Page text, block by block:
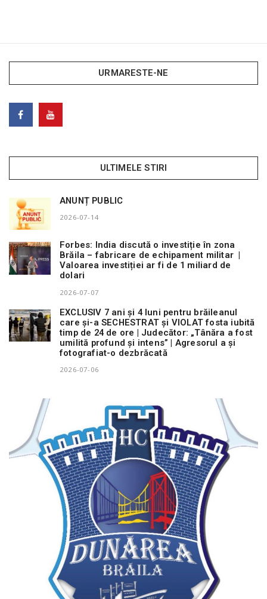
URMARESTE-NE
ULTIMELE STIRI
ANUNȚ PUBLIC
2026-07-14
Forbes: India discută o investiție în zona
Brăila – fabricare de echipament militar |
Valoarea investiției ar fi de 1 miliard de
dolari
2026-07-07
EXCLUSIV 7 ani și 4 luni pentru brăileanul
care și-a SECHESTRAT și VIOLAT fosta iubită
timp de 24 de ore | Judecător: „Tânăra a fost
umilită profund și intens” | Agresorul a și
fotografiat-o dezbrăcată
2026-07-06